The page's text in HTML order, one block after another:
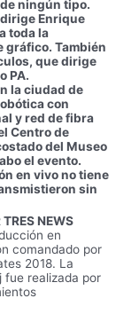
ningún tipo.
Enrique
toda la
gráfico. También
que dirige
PA.
la ciudad de
con
y red de fibra
Centro de
del Museo
el evento.
en vivo no tiene
sin
NEWS
en
comandado por
2018. La
fue realizada por